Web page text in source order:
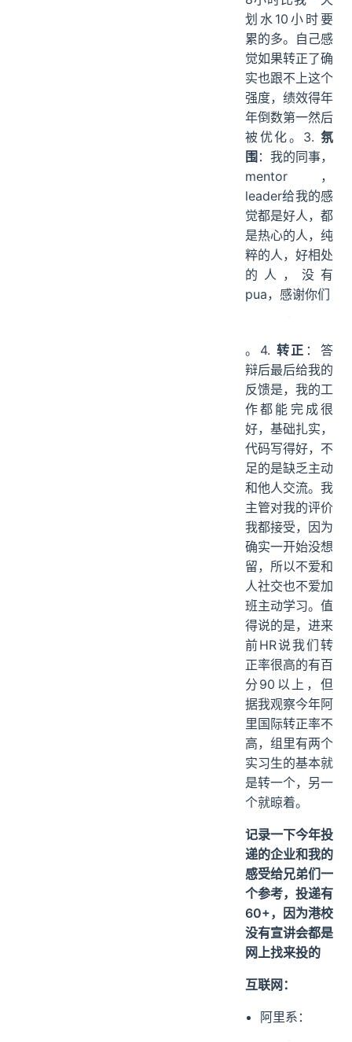
划水10小时要
累的多。自己感
觉如果转正了确
实也跟不上这个
强度，绩效得年
年倒数第一然后
被优化。3. 氛
围 ：我的同事，
mentor，
leader给我的感
觉都是好人，都
是热心的人，纯
粹的人，好相处
的人，没有
pua，感谢你们
。4. 转正 ：答
辩后最后给我的
反馈是，我的工
作都能完成很
好，基础扎实，
代码写得好，不
足的是缺乏主动
和他人交流。我
主管对我的评价
我都接受，因为
确实一开始没想
留，所以不爱和
人社交也不爱加
班主动学习。值
得说的是，进来
前HR说我们转
正率很高的有百
分90以上，但
据我观察今年阿
里国际转正率不
高，组里有两个
实习生的基本就
是转一个，另一
个就晾着。
记录一下今年投
递的企业和我的
感受给兄弟们一
个参考，投递有
60+，因为港校
没有宣讲会都是
网上找来投的
互联网：
阿里系：